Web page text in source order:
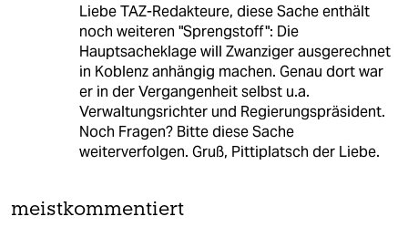
Liebe TAZ-Redakteure, diese Sache enthält
noch weiteren "Sprengstoff": Die
Hauptsacheklage will Zwanziger ausgerechnet
in Koblenz anhängig machen. Genau dort war
er in der Vergangenheit selbst u.a.
Verwaltungsrichter und Regierungspräsident.
Noch Fragen? Bitte diese Sache
weiterverfolgen. Gruß, Pittiplatsch der Liebe.
meistkommentiert